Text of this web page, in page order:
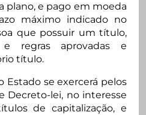
plano, e pago em moeda
máximo indicado no
que possuir um título,
e regras aprovadas e
título.
Estado se exercerá pelos
Decreto-lei, no interesse
de capitalização, e